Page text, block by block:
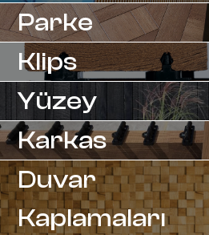
Parke
Klips
Yüzey
Karkas
Duvar
Kaplamaları